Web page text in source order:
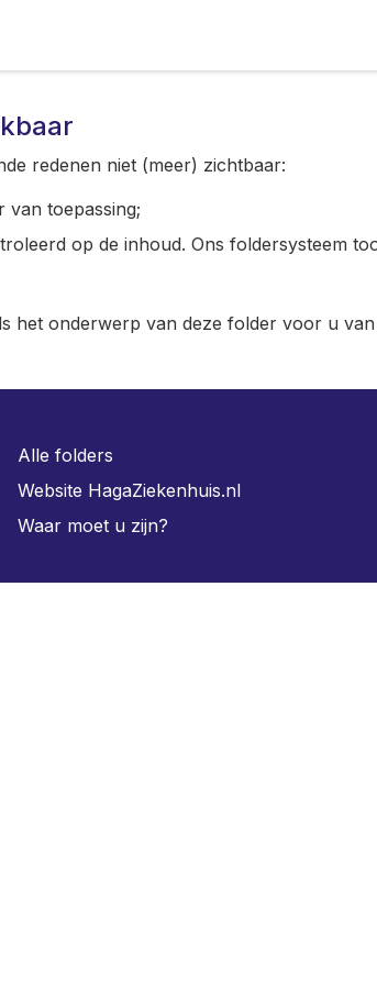
redenen niet (meer) zichtbaar:
van toepassing;
op de inhoud. Ons foldersysteem
het onderwerp van deze folder voor u van
Alle folders
Website HagaZiekenhuis.nl
Waar moet u zijn?